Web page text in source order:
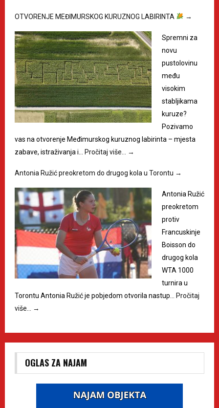
OTVORENJE MEĐIMURSKOG KURUZNOG LABIRINTA →
Spremni za
novu
pustolovinu
među
visokim
stabljikama
kuruze?
Pozivamo
vas na otvorenje Međimurskog kuruznog labirinta – mjesta
zabave, istraživanja i…
Pročitaj više… →
Antonia Ružić preokretom do drugog kola u Torontu →
Antonia Ružić
preokretom
protiv
Francuskinje
Boisson do
drugog kola
WTA 1000
turnira u
Torontu Antonia Ružić je pobjedom otvorila nastup…
Pročitaj
više…
→
OGLAS ZA NAJAM